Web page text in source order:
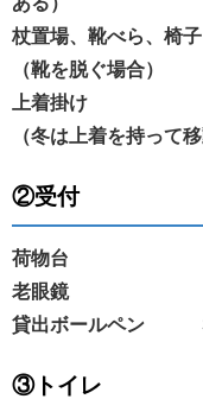
杖置場、靴べら、椅子
（靴を脱ぐ場合）
上着掛け
（冬は上着を持って
②受付
荷物台
老眼鏡
貸出ボールペン
③トイレ